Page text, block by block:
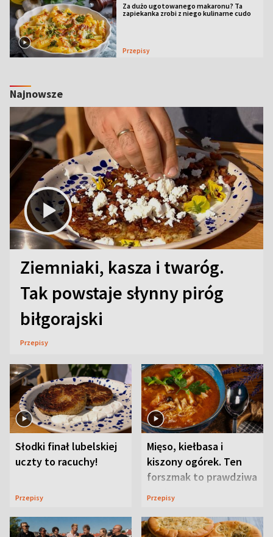
Za dużo ugotowanego makaronu? Ta
zapiekanka zrobi z niego kulinarne cudo
Przepisy
Najnowsze
Ziemniaki, kasza i twaróg.
Tak powstaje słynny piróg
biłgorajski
Przepisy
Słodki finał lubelskiej
uczty to racuchy!
Przepisy
Mięso, kiełbasa i
kiszony ogórek. Ten
forszmak to prawdziwa
uczta
Przepisy